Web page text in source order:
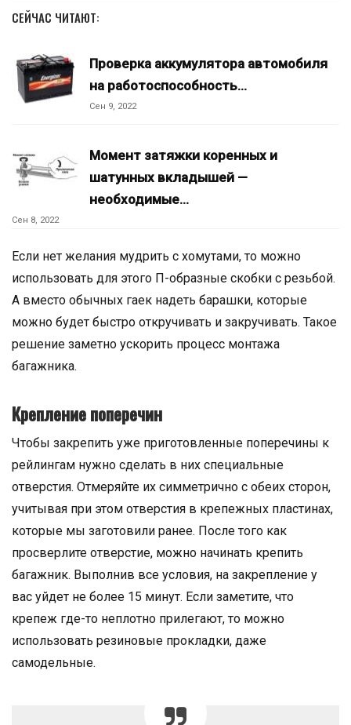
СЕЙЧАС ЧИТАЮТ:
Проверка аккумулятора автомобиля
на работоспособность…
Сен 9, 2022
Момент затяжки коренных и
шатунных вкладышей —
необходимые…
Сен 8, 2022
Если нет желания мудрить с хомутами, то можно
использовать для этого П-образные скобки с резьбой.
А вместо обычных гаек надеть барашки, которые
можно будет быстро откручивать и закручивать. Такое
решение заметно ускорить процесс монтажа
багажника.
Крепление поперечин
Чтобы закрепить уже приготовленные поперечины к
рейлингам нужно сделать в них специальные
отверстия. Отмеряйте их симметрично с обеих сторон,
учитывая при этом отверстия в крепежных пластинах,
которые мы заготовили ранее. После того как
просверлите отверстие, можно начинать крепить
багажник. Выполнив все условия, на закрепление у
вас уйдет не более 15 минут. Если заметите, что
крепеж где-то неплотно прилегают, то можно
использовать резиновые прокладки, даже
самодельные.